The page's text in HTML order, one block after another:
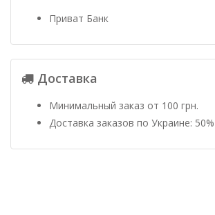
Приват Банк
Доставка
Минимальный заказ от 100 грн.
Доставка заказов по Украине: